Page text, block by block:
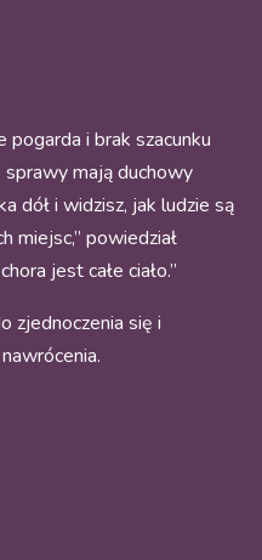
pogarda i brak szacunku
mają duchowy
dół i widzisz, jak ludzie są
miejsc,” powiedział
jest całe ciało.”
zjednoczenia się i